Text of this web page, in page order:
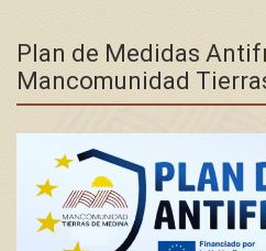
Plan de Medidas
Mancomunidad